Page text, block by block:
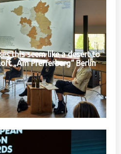
this seem like a desert to
„Am Pfefferberg“ Berlin